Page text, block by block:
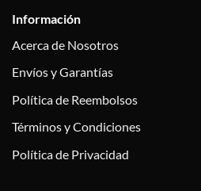
Información
Acerca de Nosotros
Envíos y Garantías
Política de Reembolsos
Términos y Condiciones
Política de Privacidad